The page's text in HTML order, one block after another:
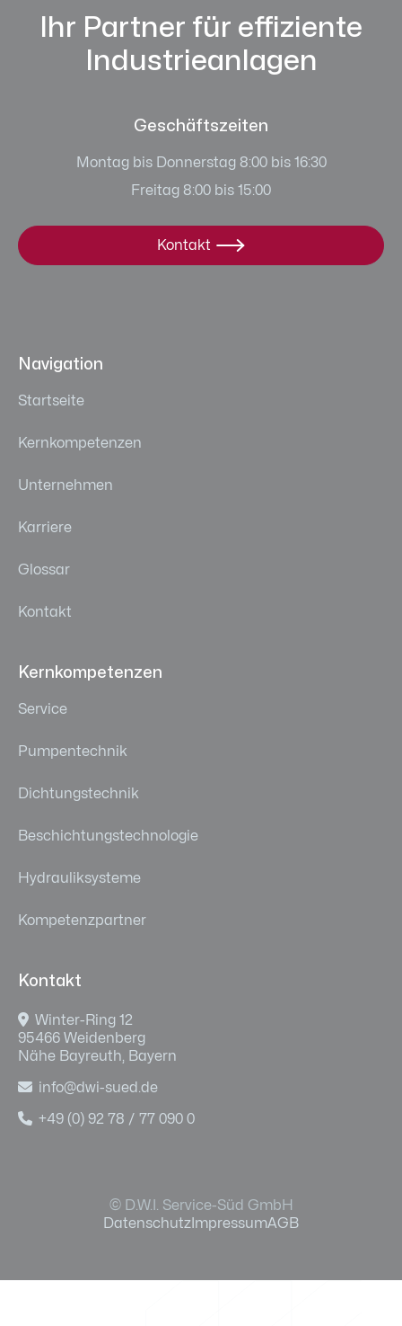
Ihr Partner für effiziente
Industrieanlagen
Geschäftszeiten
Montag bis Donnerstag 8:00 bis 16:30
Freitag 8:00 bis 15:00
Kontakt 
Navigation
Startseite
Kernkompetenzen
Unternehmen
Karriere
Glossar
Kontakt
Kernkompetenzen
Service
Pumpentechnik
Dichtungstechnik
Beschichtungstechnologie
Hydrauliksysteme
Kompetenzpartner
Kontakt
 Winter-Ring 12
95466 Weidenberg
Nähe Bayreuth, Bayern
 info@dwi-sued.de
 +49 (0) 92 78 / 77 090 0
Datenschutz ImpressumAGB
© D.W.I. Service-Süd GmbH